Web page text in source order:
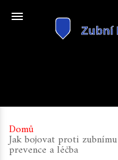
Domů
Jak bojovat proti
prevence a léčba